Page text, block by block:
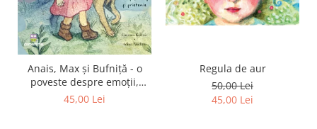
Anais, Max și Bufniță - o
poveste despre emoții,
curaj și prietenie
45,00 Lei
Regula de aur
50,00 Lei
45,00 Lei